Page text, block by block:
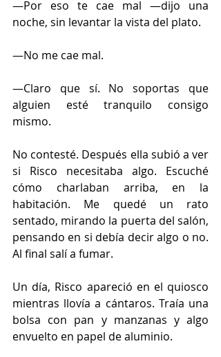
—Por eso te cae mal —dijo una
noche, sin levantar la vista del plato.
—No me cae mal.
—Claro que sí. No soportas que
alguien esté tranquilo consigo
mismo.
No contesté. Después ella subió a ver
si Risco necesitaba algo. Escuché
cómo charlaban arriba, en la
habitación. Me quedé un rato
sentado, mirando la puerta del salón,
pensando en si debía decir algo o no.
Al final salí a fumar.
Un día, Risco apareció en el quiosco
mientras llovía a cántaros. Traía una
bolsa con pan y manzanas y algo
envuelto en papel de aluminio.